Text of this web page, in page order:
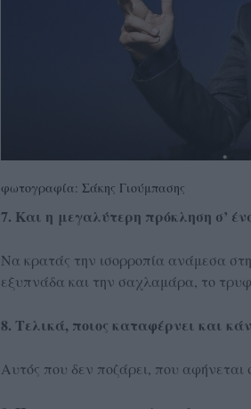
φωτογραφία: Σάκης Γιούμπασης
7. Και η μεγαλύτερη πρόκληση σ’
Να κρατάς την ισορροπία ανάμεσα
εξυπνάδα και την σαχλαμάρα, το
8. Τελικά, ποιος καταφέρνει και
Αυτός που δεν ποζάρει, που αφήνεται